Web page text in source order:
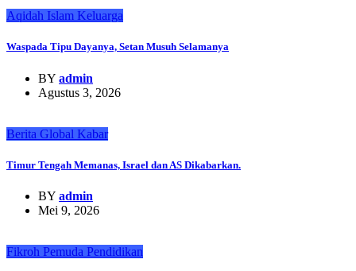
Aqidah Islam Keluarga
Waspada Tipu Dayanya, Setan Musuh Selamanya
BY admin
Agustus 3, 2026
Berita Global Kabar
Timur Tengah Memanas, Israel dan AS Dikabarkan.
BY admin
Mei 9, 2026
Fikroh Pemuda Pendidikan